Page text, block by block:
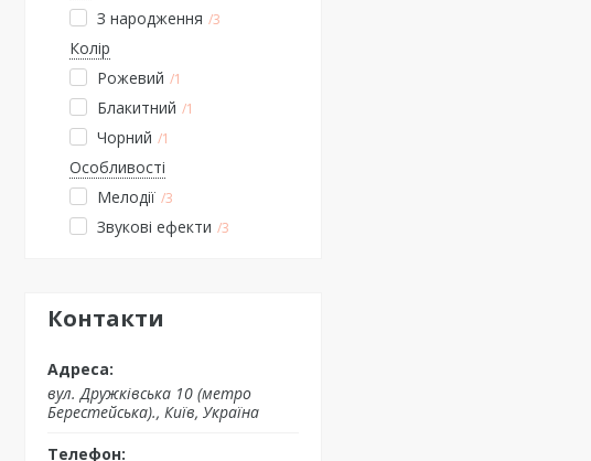
З народження 3
Колір
Рожевий
1
Блакитний 1
Чорний 1
Особливості
Мелодії 3
Звукові ефекти 3
Контакти
вул. Дружківська 10 (метро
Берестейська)., Київ, Україна